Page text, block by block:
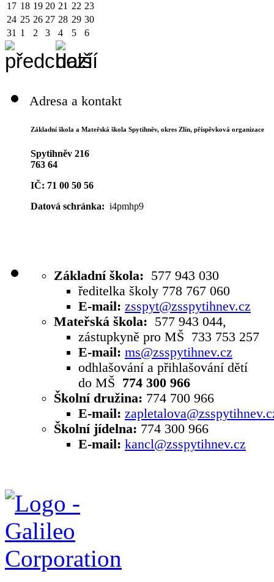
17 18 19 20 21 22 23
24 25 26 27 28 29 30
31 1 2 3 4 5 6
Adresa a kontakt
Základní škola a Mateřská škola Spytihněv, okres Zlín, příspěvková organizace
Spytihněv 216
763 64
IČ: 71 00 50 56
Datová schránka: i4pmhp9
Základní škola: 577 943 030
ředitelka školy 778 767 060
E-mail: zsspyt@zsspytihnev.cz
Mateřská škola: 577 943 044,
zástupkyně pro MŠ 733 753 257
E-mail: ms@zsspytihnev.cz
odhlašování a přihlašování dětí
do MŠ 774 300 966
Školní družina: 774 700 966
E-mail:
Školní jídelna: 774 300 966
E-mail: kancl@zsspytihnev.cz